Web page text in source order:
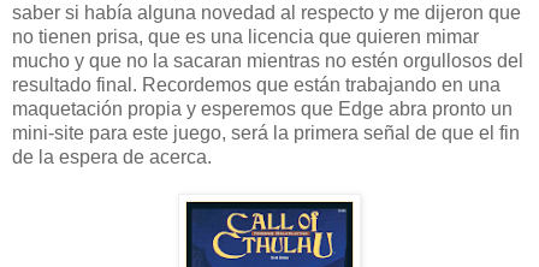
saber si había alguna novedad al respecto y me dijeron que
no tienen prisa, que es una licencia que quieren mimar
mucho y que no la sacaran mientras no estén orgullosos del
resultado final. Recordemos que están trabajando en una
maquetación propia y esperemos que Edge abra pronto un
mini-site para este juego, será la primera señal de que el fin
de la espera de acerca.